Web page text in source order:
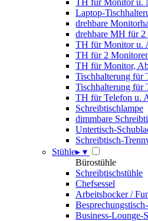
TH für Monitor u.
Laptop-
drehbare
drehbare MH für
TH für Monitor u.
TH für 2
TH für Monitor,
Tischhalterung für
Tischhalterung für
TH für Telefon u.
Schreibtischlampe
dimmbare
Untertisch-
Schreibtisch-
Stühle▸ ▾
Bürostühle
Schreibtischstühle
Chefsessel
Arbeitshocker /
Business-Lounge-